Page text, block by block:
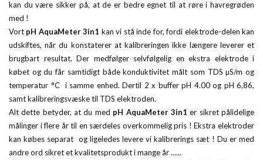
kan du være sikker på, at de er bedre egnet til at røre i havregrøden
med !
Vort pH AquaMeter 3in1 kan vi stå inde for, fordi elektrode-delen kan
udskiftes, når du konstaterer at kalibreringen ikke længere leverer et
brugbart resultat. Der medfølger selvfølgelig en ekstra elektrode i
købet og du får samtidigt både konduktivitet målt som TDS µS/m og
temperatur °C i samme enhed. Dertil 2 x buffer pH 4.00 og pH 6,86,
samt kalibreringsvæske til TDS elektroden.
Alt dette betyder, at du med pH AquaMeter 3in1 er sikret pålidelige
målinger i flere år til en særdeles overkommelig pris ! Ekstra elektroder
kan købes separat og ligeledes levere vi kalibrerings sæt ! Du er med
andre ord sikret et kvalitetsprodukt i mange år ......